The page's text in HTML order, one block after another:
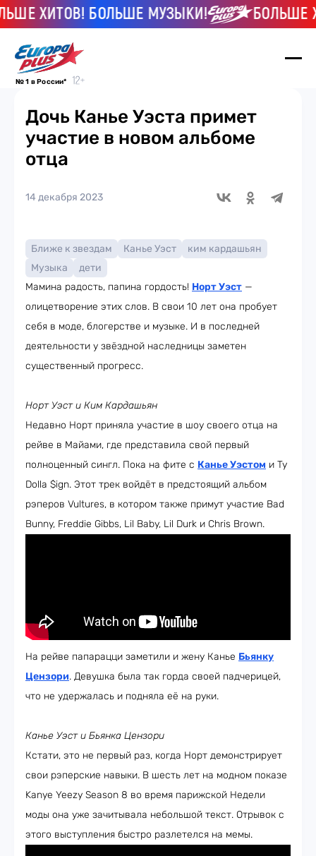
БОЛЬШЕ МУЗЫКИ! БОЛЬШЕ
№ 1 в России*
Дочь Канье Уэста примет
участие в новом альбоме
отца
14 декабря 2023
Ближе к звездам Канье Уэст
ким кардашьян
Музыка
дети
Мамина радость, папина гордость! Норт Уэст —
олицетворение этих слов. В свои 10 лет она пробует
себя в моде, блогерстве и музыке. И в последней
деятельности у звёздной наследницы заметен
существенный прогресс.
Норт Уэст и Ким Кардашьян
Недавно Норт приняла участие в шоу своего отца на
рейве в Майами, где представила свой первый
полноценный сингл. Пока на фите с Канье Уэстом и Ty
Dolla $ign. Этот трек войдёт в предстоящий альбом
рэперов Vultures, в котором также примут участие Bad
Bunny, Freddie Gibbs, Lil Baby, Lil Durk и Chris Brown.
На рейве папарацци заметили и жену Канье Бьянку
Цензори. Девушка была так горда своей падчерицей,
что не удержалась и подняла её на руки.
Канье Уэст и Бьянка Цензори
Кстати, это не первый раз, когда Норт демонстрирует
свои рэперские навыки. В шесть лет на модном показе
Kanye Yeezy Season 8 во время парижской Недели
моды она уже зачитывала небольшой текст. Отрывок с
этого выступления быстро разлетелся на мемы.